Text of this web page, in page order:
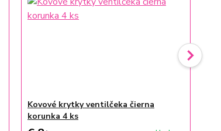
Kovové krytky ventilčeka čierna
korunka 4 ks